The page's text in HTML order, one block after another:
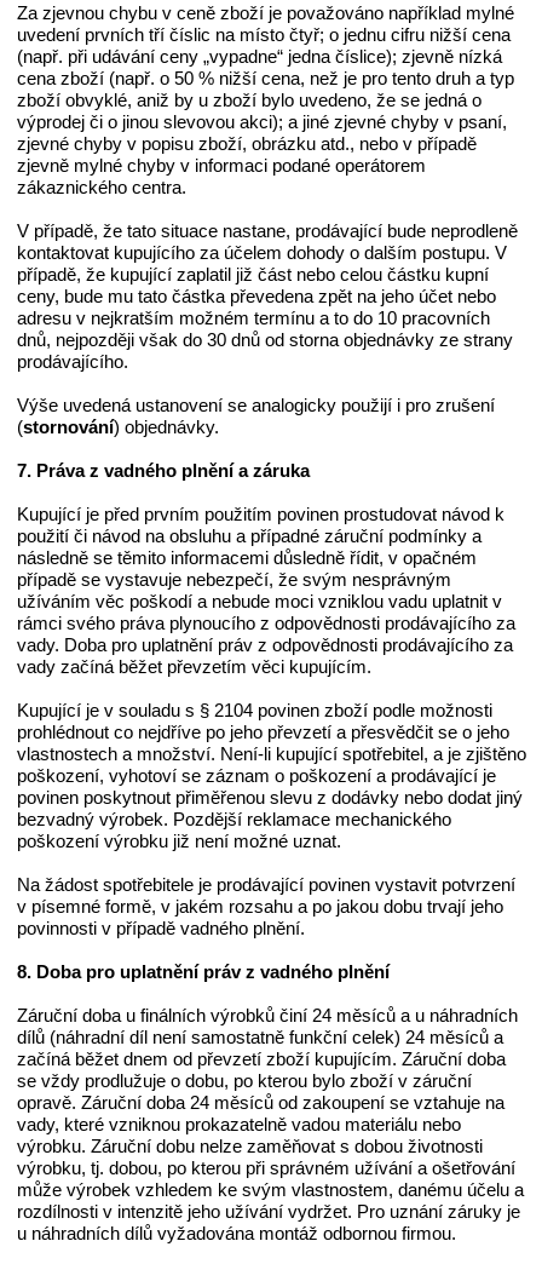
Za zjevnou chybu v ceně zboží je považováno například mylné
uvedení prvních tří číslic na místo čtyř; o jednu cifru nižší cena
(např. při udávání ceny „vypadne“ jedna číslice); zjevně nízká
cena zboží (např. o 50 % nižší cena, než je pro tento druh a typ
zboží obvyklé, aniž by u zboží bylo uvedeno, že se jedná o
výprodej či o jinou slevovou akci); a jiné zjevné chyby v psaní,
zjevné chyby v popisu zboží, obrázku atd., nebo v případě
zjevně mylné chyby v informaci podané operátorem
zákaznického centra.
V případě, že tato situace nastane, prodávající bude neprodleně
kontaktovat kupujícího za účelem dohody o dalším postupu. V
případě, že kupující zaplatil již část nebo celou částku kupní
ceny, bude mu tato částka převedena zpět na jeho účet nebo
adresu v nejkratším možném termínu a to do 10 pracovních
dnů, nejpozději však do 30 dnů od storna objednávky ze strany
prodávajícího.
Výše uvedená ustanovení se analogicky použijí i pro zrušení
(stornování) objednávky.
7. Práva z vadného plnění a záruka
Kupující je před prvním použitím povinen prostudovat návod k
použití či návod na obsluhu a případné záruční podmínky a
následně se těmito informacemi důsledně řídit, v opačném
případě se vystavuje nebezpečí, že svým nesprávným
užíváním věc poškodí a nebude moci vzniklou vadu uplatnit v
rámci svého práva plynoucího z odpovědnosti prodávajícího za
vady. Doba pro uplatnění práv z odpovědnosti prodávajícího za
vady začíná běžet převzetím věci kupujícím.
Kupující je v souladu s § 2104 povinen zboží podle možnosti
prohlédnout co nejdříve po jeho převzetí a přesvědčit se o jeho
vlastnostech a množství. Není-li kupující spotřebitel, a je zjištěno
poškození, vyhotoví se záznam o poškození a prodávající je
povinen poskytnout přiměřenou slevu z dodávky nebo dodat jiný
bezvadný výrobek. Pozdější reklamace mechanického
poškození výrobku již není možné uznat.
Na žádost spotřebitele je prodávající povinen vystavit potvrzení
v písemné formě, v jakém rozsahu a po jakou dobu trvají jeho
povinnosti v případě vadného plnění.
8. Doba pro uplatnění práv z vadného plnění
Záruční doba u finálních výrobků činí 24 měsíců a u náhradních
dílů (náhradní díl není samostatně funkční celek) 24 měsíců a
začíná běžet dnem od převzetí zboží kupujícím. Záruční doba
se vždy prodlužuje o dobu, po kterou bylo zboží v záruční
opravě. Záruční doba 24 měsíců od zakoupení se vztahuje na
vady, které vzniknou prokazatelně vadou materiálu nebo
výrobku. Záruční dobu nelze zaměňovat s dobou životnosti
výrobku, tj. dobou, po kterou při správném užívání a ošetřování
může výrobek vzhledem ke svým vlastnostem, danému účelu a
rozdílnosti v intenzitě jeho užívání vydržet. Pro uznání záruky je
u náhradních dílů vyžadována montáž odbornou firmou.